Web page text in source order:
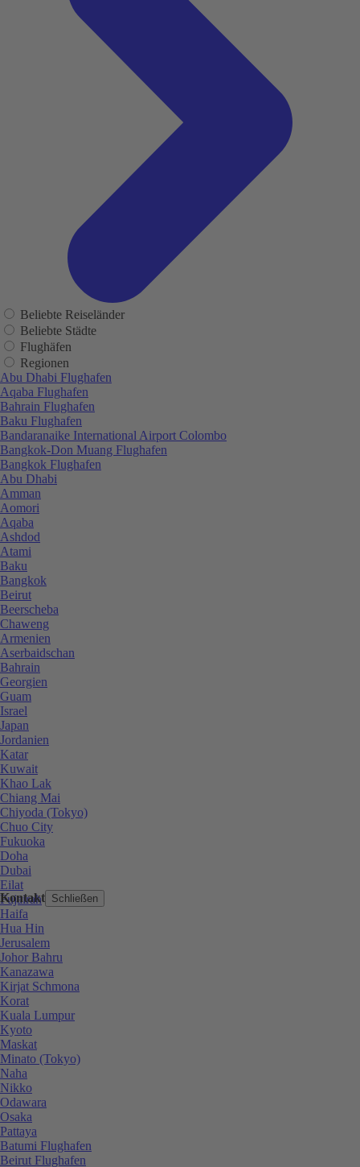
Kontakt Schließen
Beliebte Reiseländer
Beliebte Städte
Flughäfen
Regionen
Abu Dhabi Flughafen
Aqaba Flughafen
Bahrain Flughafen
Baku Flughafen
Bandaranaike International Airport Colombo
Bangkok-Don Muang Flughafen
Bangkok Flughafen
Abu Dhabi
Amman
Aomori
Aqaba
Ashdod
Atami
Baku
Bangkok
Beirut
Beerscheba
Chaweng
Armenien
Aserbaidschan
Bahrain
Georgien
Guam
Israel
Japan
Jordanien
Katar
Kuwait
Khao Lak
Chiang Mai
Chiyoda (Tokyo)
Chuo City
Fukuoka
Doha
Dubai
Eilat
Fujairah
Haifa
Hua Hin
Jerusalem
Johor Bahru
Kanazawa
Kirjat Schmona
Korat
Kuala Lumpur
Kyoto
Maskat
Minato (Tokyo)
Naha
Nikko
Odawara
Osaka
Pattaya
Batumi Flughafen
Beirut Flughafen